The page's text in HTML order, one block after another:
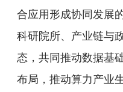
合应用形成协同发展
科研院所、产业链与
态，共同推动数据基
布局，推动算力产业